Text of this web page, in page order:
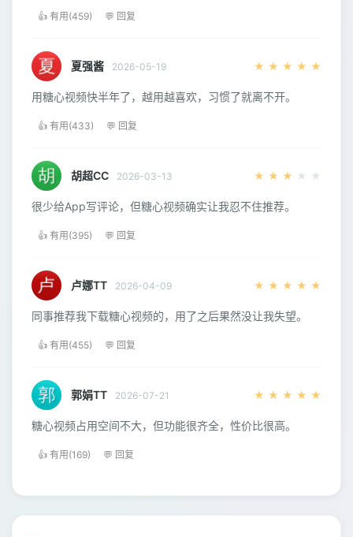
👍 有用(459) 💬 回复
夏强酱 2026-05-19 ★ ★ ★ ★ ★
用糖心视频快半年了，越用越喜欢，习惯了就离不开。
👍 有用(433) 💬 回复
胡超CC 2026-03-13 ★ ★ ★ ★ ★
很少给App写评论，但糖心视频确实让我忍不住推荐。
👍 有用(395) 💬 回复
卢娜TT 2026-04-09 ★ ★ ★ ★ ★
同事推荐我下载糖心视频的，用了之后果然没让我失望。
👍 有用(455) 💬 回复
郭娟TT 2026-07-21 ★ ★ ★ ★ ★
糖心视频占用空间不大，但功能很齐全，性价比很高。
👍 有用(169) 💬 回复